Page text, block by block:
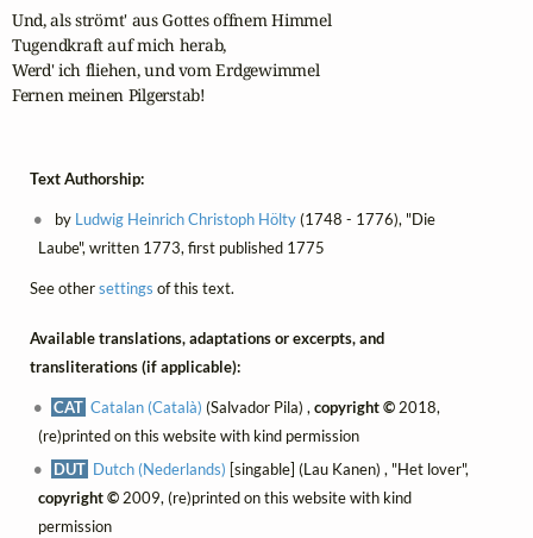
Und, als strömt' aus Gottes offnem Himmel
Tugendkraft auf mich herab,
Werd' ich fliehen, und vom Erdgewimmel
Fernen meinen Pilgerstab!
Text Authorship:
by Ludwig Heinrich Christoph Hölty(1748 - 1776), "Die
Laube", written 1773, first published 1775
See othersettings of this text.
Available translations, adaptations or excerpts, and
transliterations (if applicable):
CAT Catalan (Català) (Salvador Pila) ,copyright ©2018,
(re)printed on this website with kind permission
DUT Dutch (Nederlands) [singable] (Lau Kanen) , "Het lover",
copyright ©2009, (re)printed on this website with kind
permission